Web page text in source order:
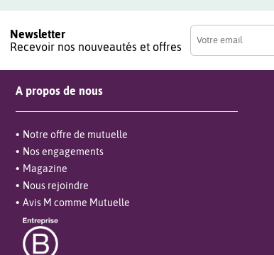
Newsletter
Recevoir nos nouveautés et offres
A propos de nous
Notre offre de mutuelle
Nos engagements
Magazine
Nous rejoindre
Avis M comme Mutuelle